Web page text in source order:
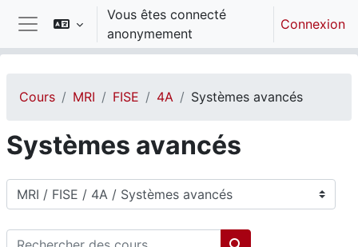
Passer au contenu principal
Panneau latéral
Vous êtes connecté
anonymement
Connexion
Cours MRI FISE 4A Systèmes avancés
Systèmes avancés
Catégories de cours
Rechercher des cours